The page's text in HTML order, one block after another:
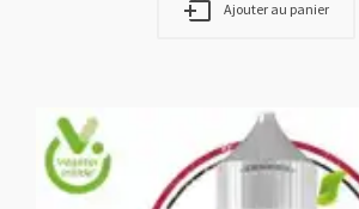
Ajouter au panier